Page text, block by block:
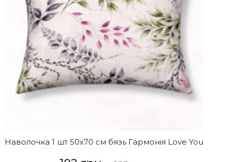
Наволочка 1 шт 50x70 см бязь Гармонія Love You